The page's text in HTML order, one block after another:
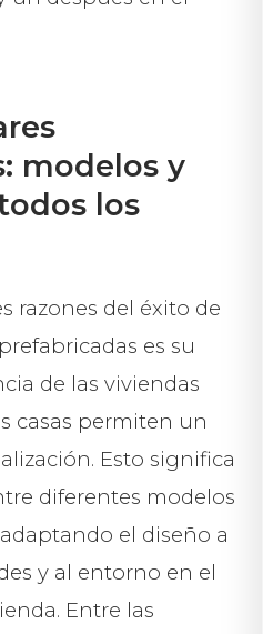
modelos y
los
razones del éxito de
es su
de las viviendas
casas permiten un
Esto significa
diferentes modelos
el diseño a
y al entorno en el
Entre las